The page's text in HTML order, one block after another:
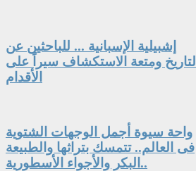
إشبيلية الإسبانية ... للباحثين عن
التاريخ ومتعة الاستكشاف سيراً على
الأقدام
واحة سيوة أجمل الوجهات الشتوية
فى العالم.. تتمسك بتراثها والطبيعة
البكر والأجواء الأسطورية..